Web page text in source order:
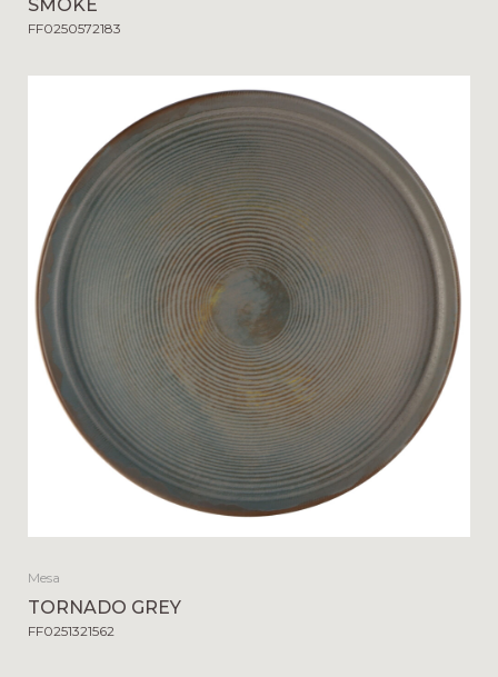
SMOKE
FF0250572183
Mesa
TORNADO GREY
FF0251321562